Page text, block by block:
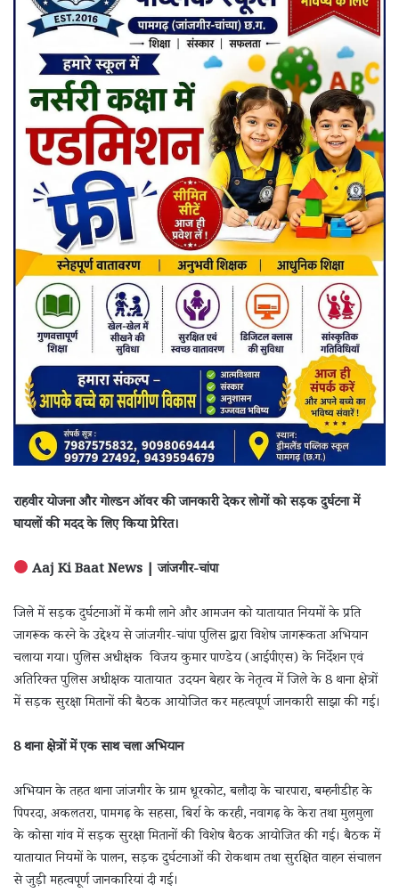
राहवीर योजना और गोल्डन ऑवर की जानकारी देकर लोगों को सड़क दुर्घटना में
घायलों की मदद के लिए किया प्रेरित।
Aaj Ki Baat News | जांजगीर-चांपा
जिले में सड़क दुर्घटनाओं में कमी लाने और आमजन को यातायात नियमों के प्रति
जागरूक करने के उद्देश्य से जांजगीर-चांपा पुलिस द्वारा विशेष जागरूकता अभियान
चलाया गया। पुलिस अधीक्षक विजय कुमार पाण्डेय (आईपीएस) के निर्देशन एवं
अतिरिक्त पुलिस अधीक्षक यातायात उदयन बेहार के नेतृत्व में जिले के 8 थाना क्षेत्रों
में सड़क सुरक्षा मितानों की बैठक आयोजित कर महत्वपूर्ण जानकारी साझा की गई।
8 थाना क्षेत्रों में एक साथ चला अभियान
अभियान के तहत थाना जांजगीर के ग्राम धूरकोट, बलौदा के चारपारा, बम्हनीडीह के
पिपरदा, अकलतरा, पामगढ़ के सहसा, बिर्रा के करही, नवागढ़ के केरा तथा मुलमुला
के कोसा गांव में सड़क सुरक्षा मितानों की विशेष बैठक आयोजित की गई। बैठक में
यातायात नियमों के पालन, सड़क दुर्घटनाओं की रोकथाम तथा सुरक्षित वाहन संचालन
से जुड़ी महत्वपूर्ण जानकारियां दी गईं।